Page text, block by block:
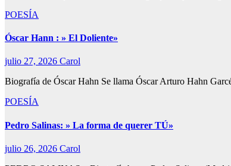
POESÍA
Óscar Hann : » El Doliente»
julio 27, 2026 Carol
Biografía de Óscar Hahn Se llama Óscar Arturo Hahn
POESÍA
Pedro Salinas: » La forma de querer TÚ»
julio 26, 2026 Carol